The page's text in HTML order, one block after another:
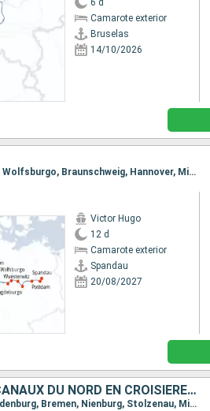
6 d
Camarote exterior
Bruselas
14/10/2026
Itinerario : Spandau, Postdam, Wuesterwitz, Magdeburgo, Calvorde, Wolfsburgo, Braunschweig, Hannover, Minden, Nienburg, Hoja, Bremen, Oldenburg, Kustenkanale, Bollingerfähr, Gaarkeuken, Amsterdam
Victor Hugo
12 d
Camarote exterior
Spandau
20/08/2027
D'AMSTERDAM À COPENHAGUE : PARCOUREZ LES CANAUX DU NORD EN CROISIÈRE, L'ELBE, LA HAVEL, L'ODER ET LA MER BALTIQUE
Itinerario : Amsterdam, Hoorn, LEMMER, Herbrum, Kustenkanale, Oldenburg, Bremen, Nienburg, Stolzenau, Minden, Anderten, Suelfeld, Wolfsburgo, Genthin, Wuesterwitz, Postdam, Spandau, Hennigsdorf, lehnitz, Eberswalde, Oderberg, Lunow, Szczecin, Wolgast, Peenemunde, Lauterbach, Greifswald, Stralsund, Copenhague